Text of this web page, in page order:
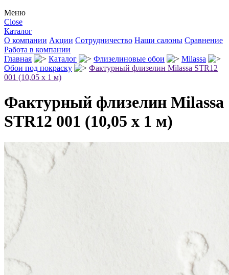
Меню
Close
Каталог
О компании Акции Сотрудничество Наши салоны Сравнение
Работа в компании
Главная
Каталог Флизелиновые обои
Milassa
Обои под покраску
Фактурный флизелин Milassa STR12
001 (10,05 х 1 м)
Фактурный флизелин Milassa
STR12 001 (10,05 х 1 м)